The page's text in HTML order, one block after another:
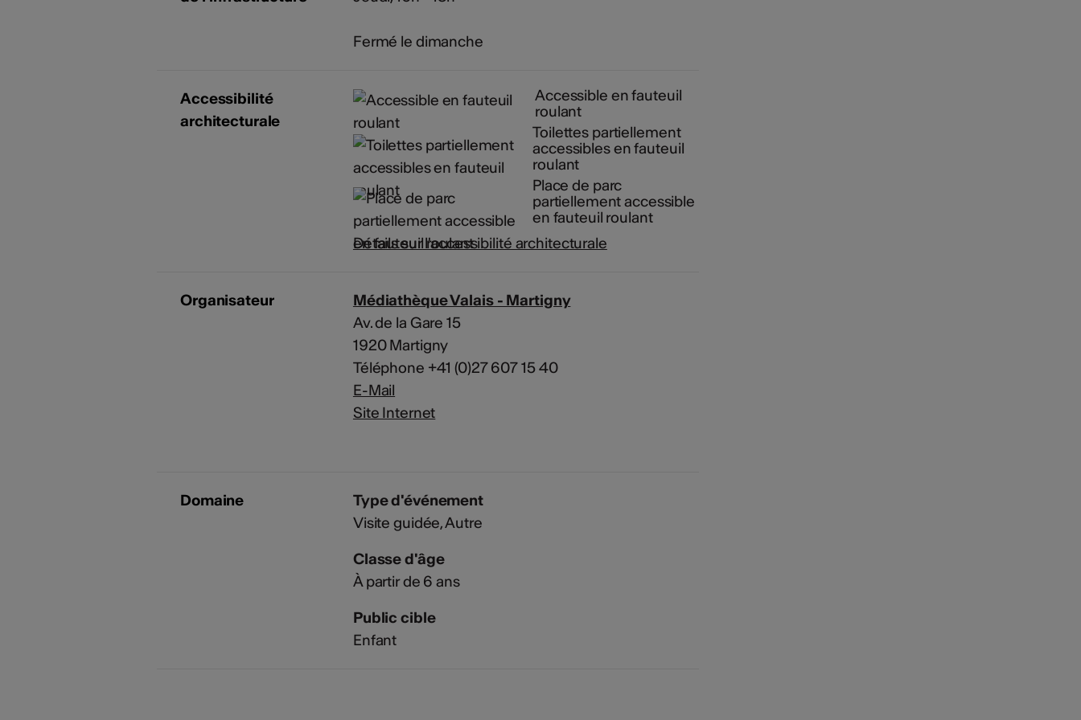
Fermé le dimanche
Accessibilité
architecturale
Accessible en fauteuil
roulant
Toilettes partiellement
accessibles en fauteuil
roulant
Place de parc
partiellement accessible
en fauteuil roulant
Détails sur l'accessibilité architecturale
Organisateur
Médiathèque Valais - Martigny
Av. de la Gare 15
1920 Martigny
Téléphone +41 (0)27 607 15 40
E-Mail
Site Internet
Domaine
Type d'événement
Visite guidée Autre
Classe d'âge
À partir de 6 ans
Public cible
Enfant